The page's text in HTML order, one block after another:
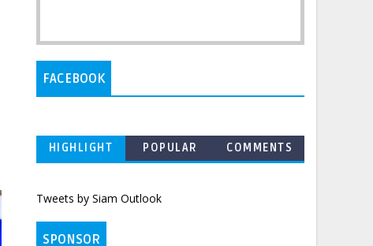
FACEBOOK
HIGHLIGHT POPULAR COMMENTS
Tweets by Siam Outlook
SPONSOR